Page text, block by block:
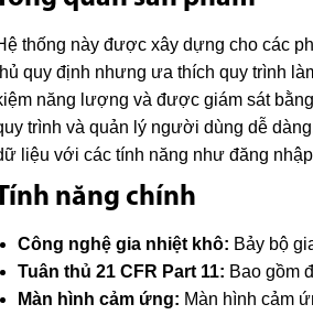
thống này được xây dựng cho các
quy định nhưng ưa thích quy trình
năng lượng và được giám sát
trình và quản lý người dùng dễ
liệu với các tính năng như đăng
năng chính
Công nghệ gia nhiệt khô: Bảy bộ
Tuân thủ 21 CFR Part 11: Bao gồm
Màn hình cảm ứng: Màn hình cảm